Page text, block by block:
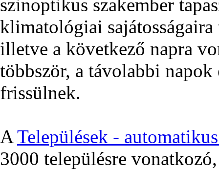
szinoptikus szakember
klimatológiai
illetve a következő napra
többször, a távolabbi napok
frissülnek.
ATelepülések -
3000 településre